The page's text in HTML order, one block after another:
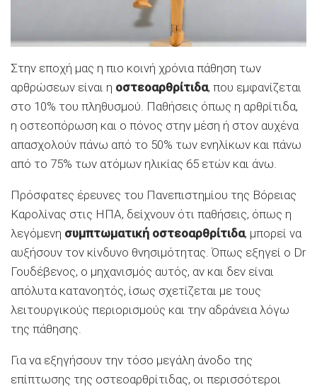
Στην εποχή μας η πιο κοινή χρόνια πάθηση των
αρθρώσεων είναι η οστεοαρθρίτιδα, που εμφανίζεται
στο 10% του πληθυσμού. Παθήσεις όπως η αρθρίτιδα,
η οστεοπόρωση και ο πόνος στην μέση ή στον αυχένα
απασχολούν πάνω από το 50% των ενηλίκων και πάνω
από το 75% των ατόμων ηλικίας 65 ετών και άνω.
Πρόσφατες έρευνες του Πανεπιστημίου της Βόρειας
Καρολίνας στις ΗΠΑ, δείχνουν ότι παθήσεις, όπως η
λεγόμενη συμπτωματική οστεοαρθρίτιδα, μπορεί να
αυξήσουν τον κίνδυνο θνησιμότητας. Όπως εξηγεί ο Dr
Γουδέβενος, ο μηχανισμός αυτός, αν και δεν είναι
απόλυτα κατανοητός, ίσως σχετίζεται με τους
λειτουργικούς περιορισμούς και την αδράνεια λόγω
της πάθησης.
Για να εξηγήσουν την τόσο μεγάλη άνοδο της
επίπτωσης της οστεοαρθρίτιδας, οι περισσότεροι